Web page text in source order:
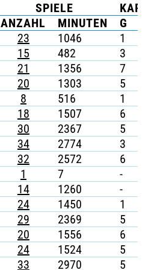
SPIELE
ANZAHL MINUTEN G
23 1046 1
15 482 3
21 1356 7
20 1303 5
8 516 1
18 1507 6
30 2367 5
34 2774 3
32 2572 6
1 7 -
14 1260 -
24 1450 1
29 2369 5
20 1556 6
24 1524 5
33 2970 5